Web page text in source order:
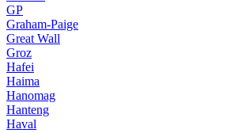
GP
Graham-Paige
Great Wall
Groz
Hafei
Haima
Hanomag
Hanteng
Haval